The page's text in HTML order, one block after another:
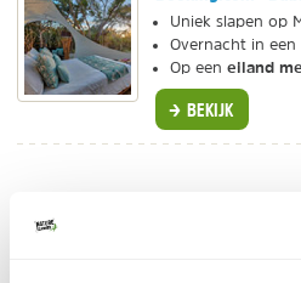
Uniek slapen op
Overnacht in een
Op een eiland
BEKIJK
Chamarel heeft een aantal